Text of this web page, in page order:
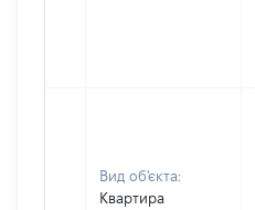
Вид об'єкта:
Квартира